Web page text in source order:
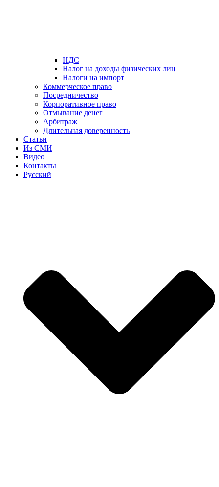
НДС
Налог на доходы физических лиц
Налоги на импорт
Коммерческое право
Посредничество
Корпоративное право
Отмывание денег
Арбитраж
Длительная доверенность
Статьи
Из СМИ
Видео
Контакты
Русский